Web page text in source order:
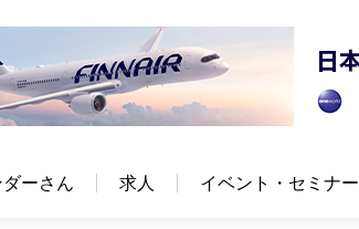
ーさん 求人 イベント・セミナー